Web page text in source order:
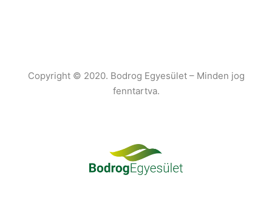
Copyright © 2020. Bodrog Egyesület – Minden jog
fenntartva.